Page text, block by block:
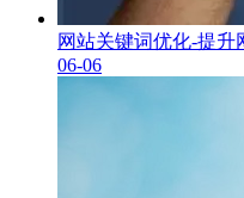
网站关键词优化-提
06-06